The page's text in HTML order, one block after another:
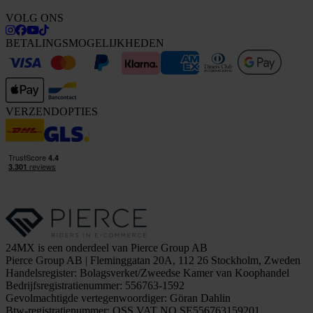
VOLG ONS
BETALINGSMOGELIJKHEDEN
VERZENDOPTIES
24MX is een onderdeel van Pierce Group AB
Pierce Group AB | Fleminggatan 20A, 112 26 Stockholm, Zweden
Handelsregister: Bolagsverket/Zweedse Kamer van Koophandel
Bedrijfsregistratienummer: 556763-1592
Gevolmachtigde vertegenwoordiger: Göran Dahlin
Btw-registratienummer: OSS VAT NO SE556763159201